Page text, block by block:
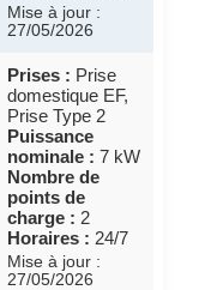
Mise à jour :
27/05/2026
Prises : Prise
domestique EF,
Prise Type 2
Puissance
nominale : 7 kW
Nombre de
points de
charge : 2
Horaires : 24/7
Mise à jour :
27/05/2026